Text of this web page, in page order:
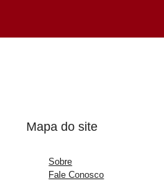
Mapa do site
Sobre
Fale Conosco